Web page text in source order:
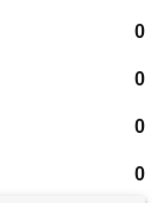
0
0
0
0